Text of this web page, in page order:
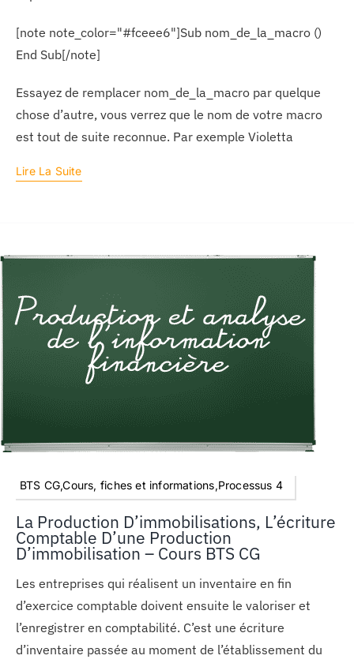
[note note_color="#fceee6"]Sub nom_de_la_macro ()
End Sub[/note]
Essayez de remplacer nom_de_la_macro par quelque
chose d’autre, vous verrez que le nom de votre macro
est tout de suite reconnue. Par exemple Violetta
Lire La Suite
BTS CG,Cours, fiches et informations,Processus 4
La Production D’immobilisations, L’écriture
Comptable D’une Production
D’immobilisation – Cours BTS CG
Les entreprises qui réalisent un inventaire en fin
d’exercice comptable doivent ensuite le valoriser et
l’enregistrer en comptabilité. C’est une écriture
d’inventaire passée au moment de l’établissement du